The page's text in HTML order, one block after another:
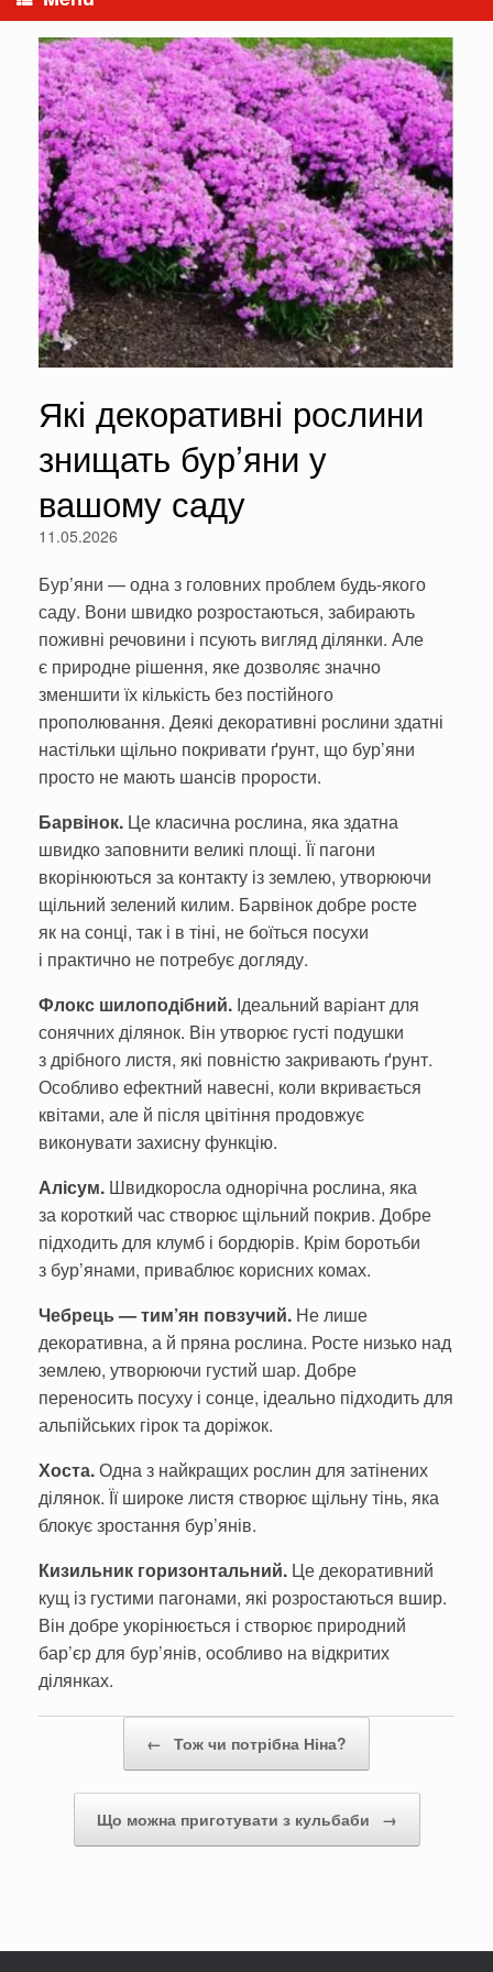
Які декоративні рослини
знищать бур’яни у
вашому саду
11.05.2026
Бур’яни — одна з головних проблем будь-якого
саду. Вони швидко розростаються, забирають
поживні речовини і псують вигляд ділянки. Але
є природне рішення, яке дозволяє значно
зменшити їх кількість без постійного
прополювання. Деякі декоративні рослини здатні
настільки щільно покривати ґрунт, що бур’яни
просто не мають шансів прорости.
Барвінок. Це класична рослина, яка здатна
швидко заповнити великі площі. Її пагони
вкорінюються за контакту із землею, утворюючи
щільний зелений килим. Барвінок добре росте
як на сонці, так і в тіні, не боїться посухи
і практично не потребує догляду.
Флокс шилоподібний. Ідеальний варіант для
сонячних ділянок. Він утворює густі подушки
з дрібного листя, які повністю закривають ґрунт.
Особливо ефектний навесні, коли вкривається
квітами, але й після цвітіння продовжує
виконувати захисну функцію.
Алісум. Швидкоросла однорічна рослина, яка
за короткий час створює щільний покрив. Добре
підходить для клумб і бордюрів. Крім боротьби
з бур’янами, приваблює корисних комах.
Чебрець — тим’ян повзучий. Не лише
декоративна, а й пряна рослина. Росте низько над
землею, утворюючи густий шар. Добре
переносить посуху і сонце, ідеально підходить для
альпійських гірок та доріжок.
Хоста.Одна з найкращих рослин для затінених
ділянок. Її широке листя створює щільну тінь, яка
блокує зростання бур’янів.
Кизильник горизонтальний. Це декоративний
кущ із густими пагонами, які розростаються вшир.
Він добре укорінюється і створює природний
бар’єр для бур’янів, особливо на відкритих
ділянках.
← Тож чи потрібна Ніна?
Що можна приготувати з кульбаби →